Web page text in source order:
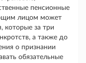
пенсионные
лицом может
которые за три
а также до
о признании
обязательные